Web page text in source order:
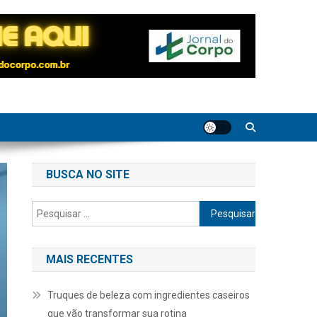
BUSCA NO SITE
Pesquisar
por:
MAIS RECENTES
Truques de beleza com ingredientes caseiros
que vão transformar sua rotina